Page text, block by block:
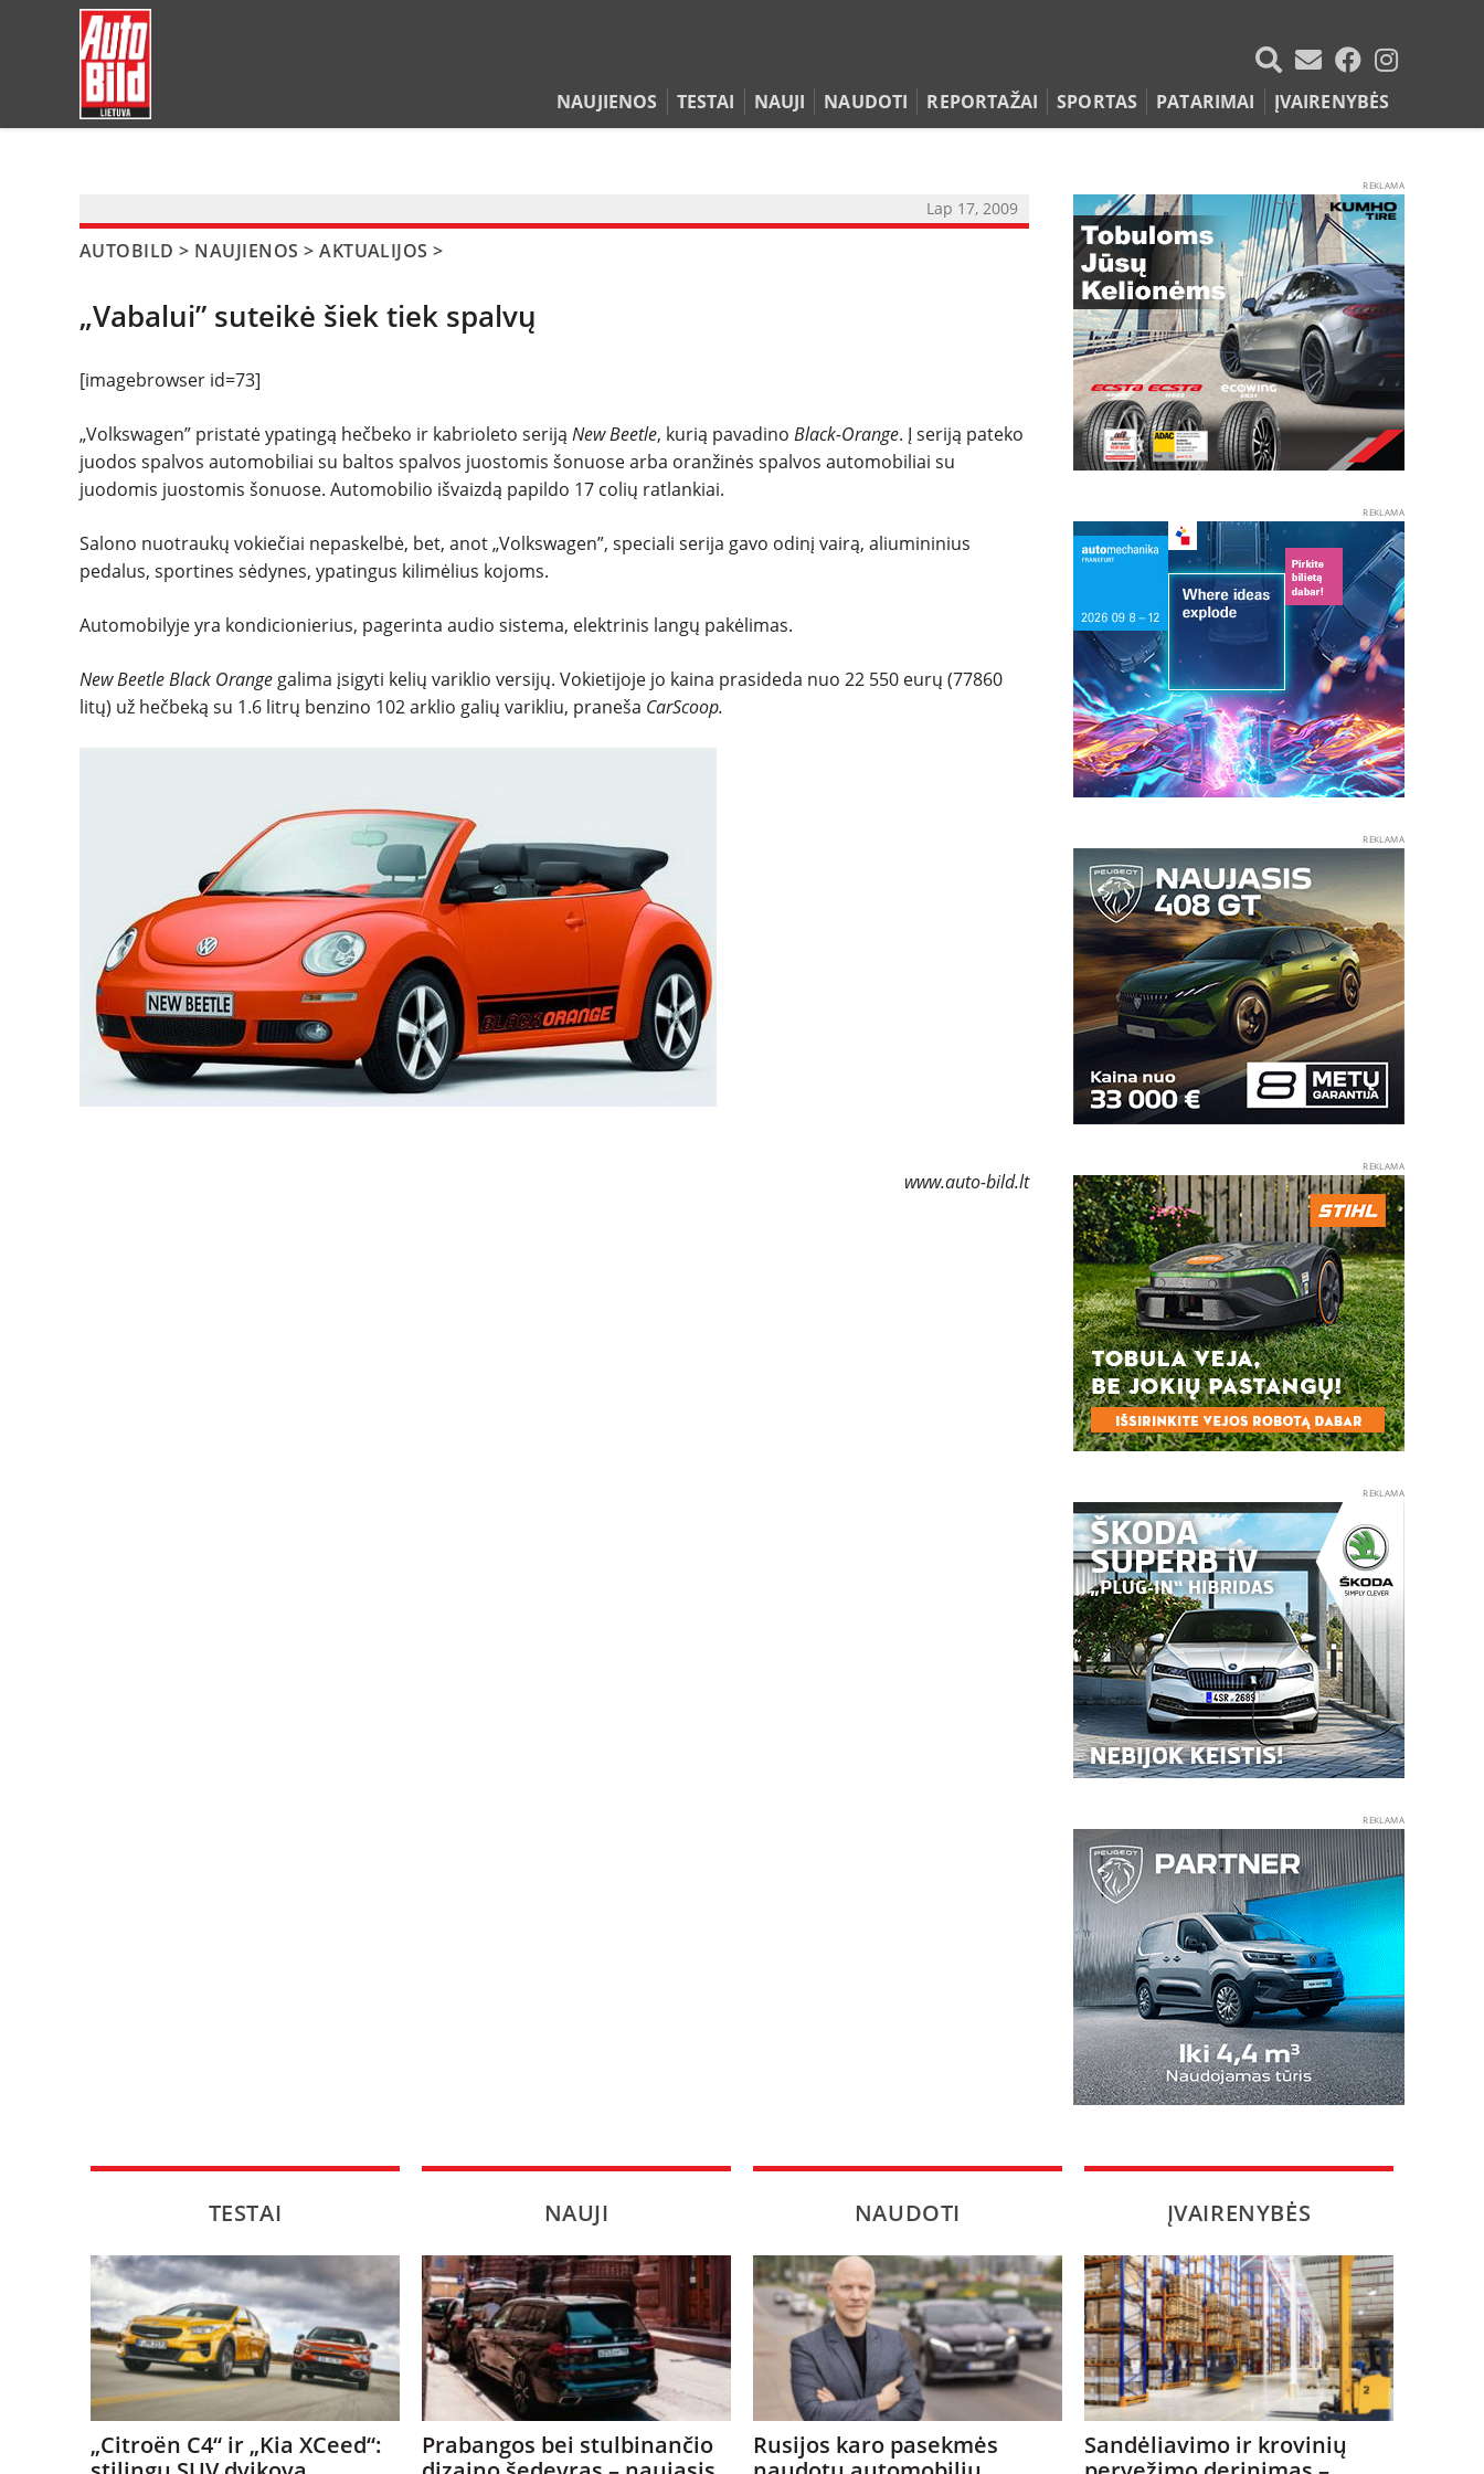
NAUJIENOS TESTAI NAUJI NAUDOTI REPORTAŽAI SPORTAS PATARIMAI ĮVAIRENYBĖS
TESTAI
NAUJI
NAUDOTI
REPORTAŽAI
SPORTAS
Lap 17, 2009
AUTOBILD > NAUJIENOS >AKTUALIJOS >
„Vabalui” suteikė šiek tiek spalvų
[imagebrowser id=73]
„Volkswagen” pristatė ypatingą hečbeko ir kabrioleto seriją New Beetle, kurią pavadino Black-Orange. Į seriją pateko
juodos spalvos automobiliai su baltos spalvos juostomis šonuose arba oranžinės spalvos automobiliai su
juodomis juostomis šonuose. Automobilio išvaizdą papildo 17 colių ratlankiai.
Salono nuotraukų vokiečiai nepaskelbė, bet, anot „Volkswagen”, speciali serija gavo odinį vairą, aliumininius
pedalus, sportines sėdynes, ypatingus kilimėlius kojoms.
Automobilyje yra kondicionierius, pagerinta audio sistema, elektrinis langų pakėlimas.
New Beetle Black Orange galima įsigyti kelių variklio versijų. Vokietijoje jo kaina prasideda nuo 22 550 eurų (77860
litų) už hečbeką su 1.6 litrų benzino 102 arklio galių varikliu, praneša CarScoop.
www.auto-bild.lt
REKLAMA
REKLAMA
REKLAMA
REKLAMA
REKLAMA
REKLAMA
TESTAI
„Citroën C4“ ir „Kia XCeed“:
NAUJI
Prabangos bei stulbinančio
NAUDOTI
Rusijos karo pasekmės
ĮVAIRENYBĖS
Sandėliavimo ir krovinių